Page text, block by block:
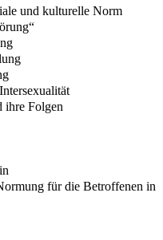
und kulturelle Norm
ihre Folgen
für die Betroffenen in